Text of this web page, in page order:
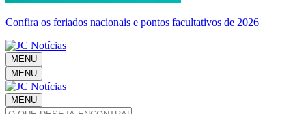
Confira os feriados nacionais e pontos facultativos de 2026
MENU
MENU
MENU